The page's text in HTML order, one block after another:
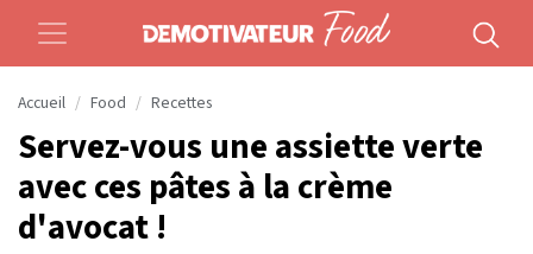
Accueil Food Recettes
Servez-vous une assiette verte
avec ces pâtes à la crème
d'avocat !